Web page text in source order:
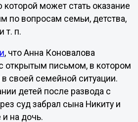
которой может стать оказание
по вопросам семьи, детства,
т. п.
, что Анна Коновалова
открытым письмом, в котором
своей семейной ситуации.
детей после развода с
суд забрал сына Никиту и
на дочь.